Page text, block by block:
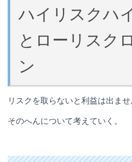
ハイリスクハ
とローリスク
ン
リスクを取らないと利益は出ませ
そのへんについて考えていく。